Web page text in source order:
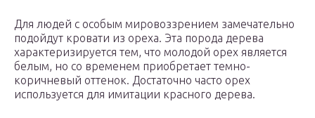
Для людей с особым мировоззрением замечательно
подойдут кровати из ореха. Эта порода дерева
характеризируется тем, что молодой орех является
белым, но со временем приобретает темно-
коричневый оттенок. Достаточно часто орех
используется для имитации красного дерева.